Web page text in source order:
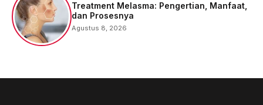
Treatment Melasma: Pengertian, Manfaat,
dan Prosesnya
Agustus 8, 2026